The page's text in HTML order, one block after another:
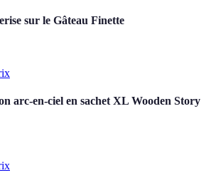
sur le Gâteau Finette
arc-en-ciel en sachet XL Wooden Story